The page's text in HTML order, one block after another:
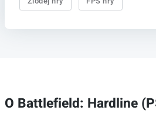
O Battlefield: Hardline